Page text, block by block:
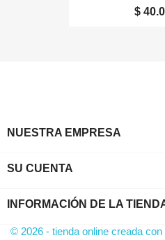
$
NUESTRA EMPRESA
SU CUENTA
INFORMACIÓN DE LA
© 2026 - tienda online creada